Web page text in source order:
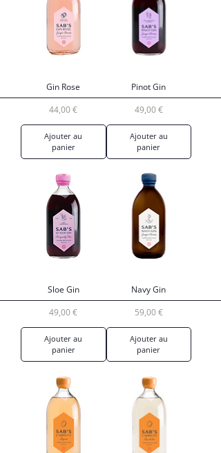
Gin Rose
Prix
44,00 €
Ajouter au
panier
Pinot Gin
Prix
49,00 €
Ajouter au
panier
Sloe Gin
Prix
49,00 €
Ajouter au
panier
Navy Gin
Prix
59,00 €
Ajouter au
panier